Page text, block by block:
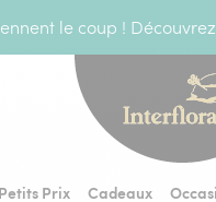
le coup !
Petits Prix Cadeaux